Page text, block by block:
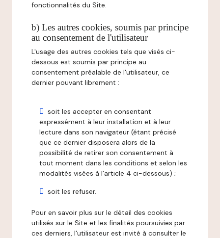
fonctionnalités du Site.
b) Les autres cookies, soumis par principe
au consentement de l'utilisateur
L'usage des autres cookies tels que visés ci-
dessous est soumis par principe au
consentement préalable de l'utilisateur, ce
dernier pouvant librement :
soit les accepter en consentant
expressément à leur installation et à leur
lecture dans son navigateur (étant précisé
que ce dernier disposera alors de la
possibilité de retirer son consentement à
tout moment dans les conditions et selon les
modalités visées à l'article 4 ci-dessous) ;
soit les refuser.
Pour en savoir plus sur le détail des cookies
utilisés sur le Site et les finalités poursuivies par
ces derniers, l'utilisateur est invité à consulter le